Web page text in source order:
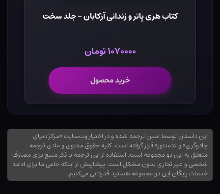
کتاب هری پاتر و زندانی آزکابان - جلد سخت
۱۰۷۰۰۰۰ تومان
خرید محصول
این داستان توسط امین ترجمه شده و در اختیار وب‌سایت «مرکز دنیای
جادوگری» و «دمنتور» قرار گرفته است. کلیه حقوق معنوی و مادی ترجمه
متعلق به این دو مجموعه است. استفاده از این ترجمه با ذکر منبع برای مصارف
شخصی و غیر تجاری بدون مشکل است. پیشاپیش از اینکه حامی ما برای ادامه
خدمات رایگان این دو مجموعه هستید قدردانی می‌کنیم.